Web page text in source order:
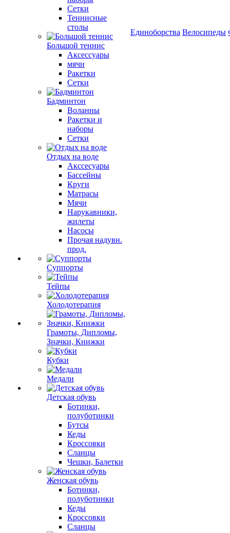
Сетки
Теннисные
столы
Большой теннис
Аксессуары
мячи
Ракетки
Сетки
Бадминтон
Воланны
Ракетки и
наборы
Сетки
Отдых на воде
Акссесуары
Бассейны
Круги
Матрасы
Мячи
Нарукавники,
жилеты
Насосы
Прочая надувн.
прод.
Суппорты
Тейпы
Холодотерапия
Грамоты, Дипломы,
Значки, Книжки
Кубки
Медали
Детская обувь
Ботинки,
полуботинки
Бутсы
Кеды
Кроссовки
Сланцы
Чешки, Балетки
Женская обувь
Ботинки,
полуботинки
Кеды
Кроссовки
Сланцы
Единоборства Велосипеды